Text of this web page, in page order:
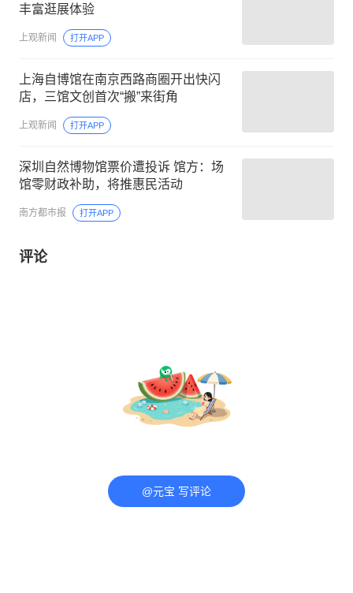
丰富逛展体验
上观新闻 打开APP
上海自博馆在南京西路商圈开出快闪
店，三馆文创首次“搬”来街角
上观新闻 打开APP
深圳自然博物馆票价遭投诉 馆方：场
馆零财政补助，将推惠民活动
南方都市报 打开APP
评论
@元宝 写评论